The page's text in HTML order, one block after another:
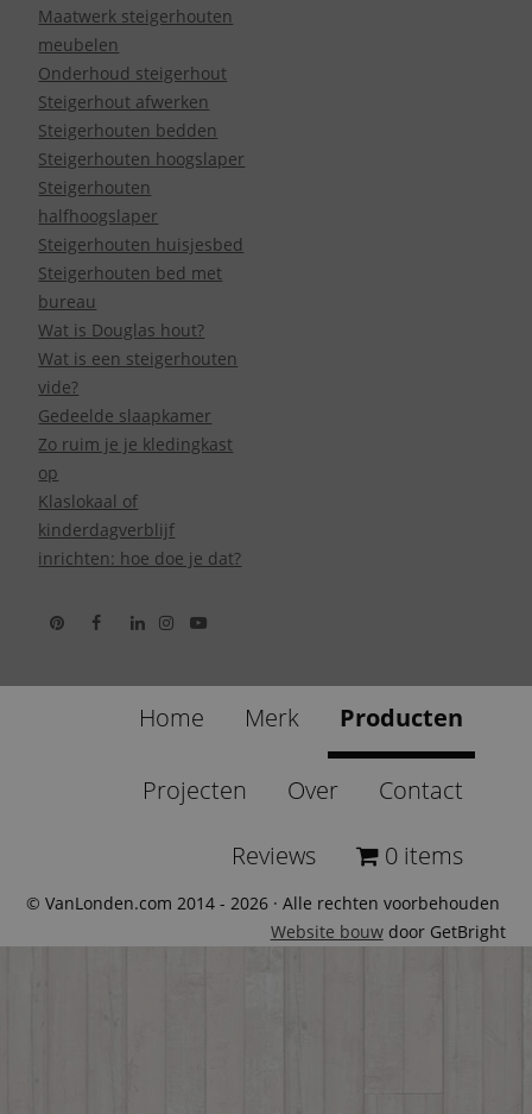
Maatwerk steigerhouten
meubelen
Onderhoud steigerhout
Steigerhout afwerken
Steigerhouten bedden
Steigerhouten hoogslaper
Steigerhouten
halfhoogslaper
Steigerhouten huisjesbed
Steigerhouten bed met
bureau
Wat is Douglas hout?
Wat is een steigerhouten
vide?
Gedeelde slaapkamer
Zo ruim je je kledingkast
op
Klaslokaal of
kinderdagverblijf
inrichten: hoe doe je dat?
Home Merk Producten
Projecten Over Contact
Reviews 0 items
© VanLonden.com 2014 - 2026 · Alle rechten voorbehouden
Website bouwdoor GetBright